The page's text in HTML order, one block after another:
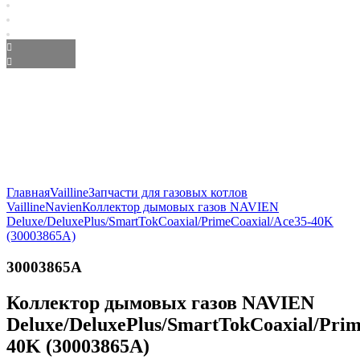
ГлавнаяVaillineЗапчасти для газовых котлов
VaillineNavienКоллектор дымовых газов NAVIEN
Deluxe/DeluxePlus/SmartTokCoaxial/PrimeCoaxial/Ace35-40K
(30003865A)
30003865A
Коллектор дымовых газов NAVIEN
Deluxe/DeluxePlus/SmartTokCoaxial/
40K (30003865A)